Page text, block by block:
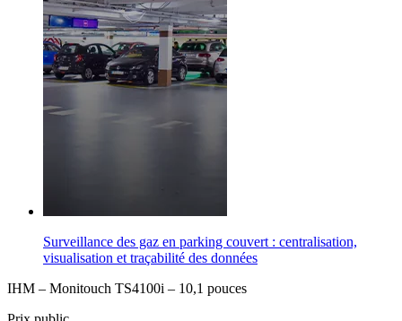
Surveillance des gaz en parking couvert : centralisation,
visualisation et traçabilité des données
IHM – Monitouch TS4100i – 10,1 pouces